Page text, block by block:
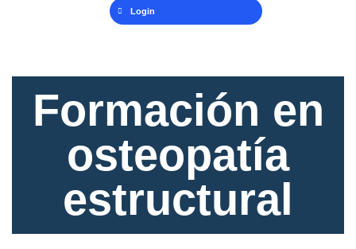
Login
Formación en
osteopatía
estructural